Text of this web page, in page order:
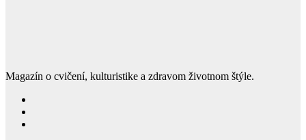
Magazín o cvičení, kulturistike a zdravom životnom štýle.